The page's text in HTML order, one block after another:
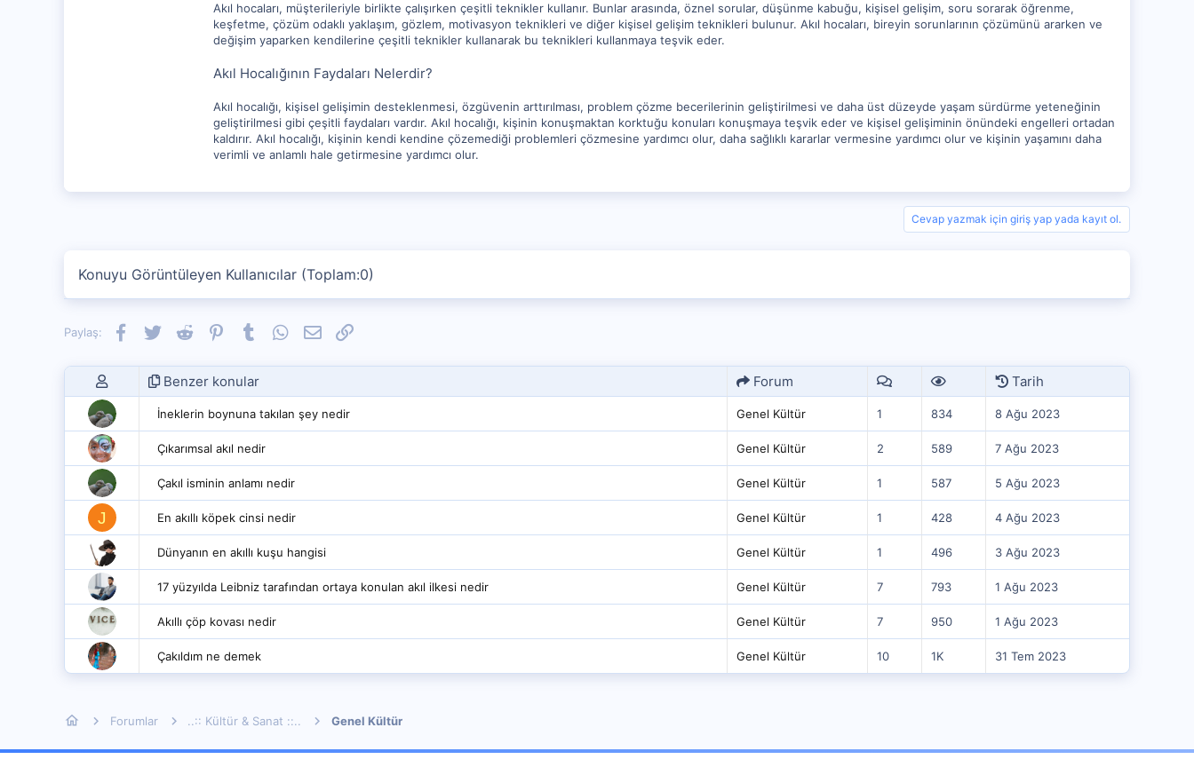
Akıl hocaları, müşterileriyle birlikte çalışırken çeşitli teknikler kullanır. Bunlar arasında, öznel sorular, düşünme kabuğu, kişisel gelişim, soru sorarak öğrenme,
keşfetme, çözüm odaklı yaklaşım, gözlem, motivasyon teknikleri ve diğer kişisel gelişim teknikleri bulunur. Akıl hocaları, bireyin sorunlarının çözümünü ararken ve
değişim yaparken kendilerine çeşitli teknikler kullanarak bu teknikleri kullanmaya teşvik eder.
Akıl Hocalığının Faydaları Nelerdir?
Akıl hocalığı, kişisel gelişimin desteklenmesi, özgüvenin arttırılması, problem çözme becerilerinin geliştirilmesi ve daha üst düzeyde yaşam sürdürme yeteneğinin
geliştirilmesi gibi çeşitli faydaları vardır. Akıl hocalığı, kişinin konuşmaktan korktuğu konuları konuşmaya teşvik eder ve kişisel gelişiminin önündeki engelleri ortadan
kaldırır. Akıl hocalığı, kişinin kendi kendine çözemediği problemleri çözmesine yardımcı olur, daha sağlıklı kararlar vermesine yardımcı olur ve kişinin yaşamını daha
verimli ve anlamlı hale getirmesine yardımcı olur.
Cevap yazmak için giriş yap yada kayıt ol.
Konuyu Görüntüleyen Kullanıcılar (Toplam:0)
Paylaş: Facebook
TwitterReddit PinterestTumblrWhatsApp
E-postaLink
Benzer konular Forum Tarih
İneklerin boynuna takılan şey nedir Genel Kültür 1 834 8 Ağu 2023
Çıkarımsal akıl nedir Genel Kültür 2 589 7 Ağu 2023
Çakıl isminin anlamı nedir Genel Kültür 1 587 5 Ağu 2023
J En akıllı köpek cinsi nedir Genel Kültür 1 428 4 Ağu 2023
Dünyanın en akıllı kuşu hangisi Genel Kültür 1 496 3 Ağu 2023
17 yüzyılda Leibniz tarafından ortaya konulan akıl ilkesi nedir Genel Kültür 7 793 1 Ağu 2023
Akıllı çöp kovası nedir Genel Kültür 7 950 1 Ağu 2023
Çakıldım ne demek Genel Kültür 10 1K 31 Tem 2023
Forumlar ..:: Kültür & Sanat ::.. Genel Kültür